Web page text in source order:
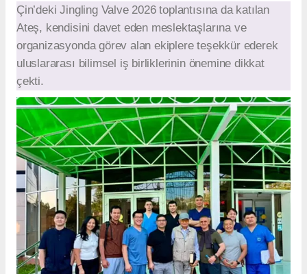
Çin’deki Jingling Valve 2026 toplantısına da katılan
Ateş, kendisini davet eden meslektaşlarına ve
organizasyonda görev alan ekiplere teşekkür ederek
uluslararası bilimsel iş birliklerinin önemine dikkat
çekti.